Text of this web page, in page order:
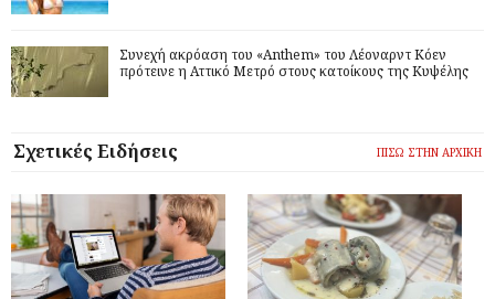
Συνεχή ακρόαση του «Anthem» του Λέοναρντ Κόεν
πρότεινε η Αττικό Μετρό στους κατοίκους της Κυψέλης
Σχετικές Ειδήσεις ΠΙΣΩ ΣΤΗΝ ΑΡΧΙΚΗ